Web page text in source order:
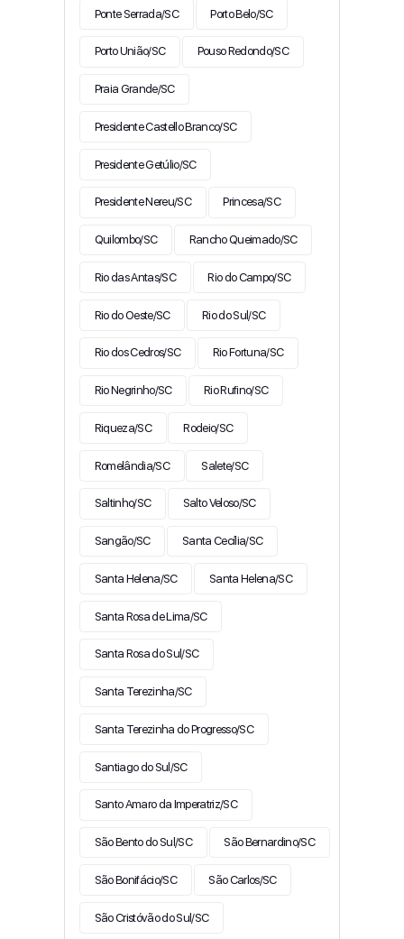
Ponte Serrada/SC Porto Belo/SC
Porto União/SC Pouso Redondo/SC
Praia Grande/SC
Presidente Castello Branco/SC
Presidente Getúlio/SC
Presidente Nereu/SC Princesa/SC
Quilombo/SC Rancho Queimado/SC
Rio das Antas/SC Rio do Campo/SC
Rio do Oeste/SC Rio do Sul/SC
Rio dos Cedros/SC Rio Fortuna/SC
Rio Negrinho/SC Rio Rufino/SC
Riqueza/SC Rodeio/SC
Romelândia/SC Salete/SC
Saltinho/SC Salto Veloso/SC
Sangão/SC Santa Cecília/SC
Santa Helena/SC Santa Helena/SC
Santa Rosa de Lima/SC
Santa Rosa do Sul/SC
Santa Terezinha/SC
Santa Terezinha do Progresso/SC
Santiago do Sul/SC
Santo Amaro da Imperatriz/SC
São Bento do Sul/SC São Bernardino/SC
São Bonifácio/SC São Carlos/SC
São Cristóvão do Sul/SC